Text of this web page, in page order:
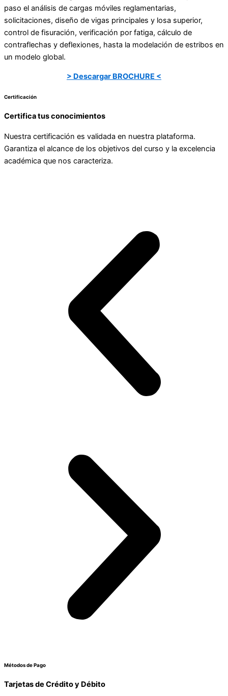
paso el análisis de cargas móviles reglamentarias,
solicitaciones, diseño de vigas principales y losa superior,
control de fisuración, verificación por fatiga, cálculo de
contraflechas y deflexiones, hasta la modelación de estribos en
un modelo global.
> Descargar BROCHURE <
Certificación
Certifica tus conocimientos
Nuestra certificación es validada en nuestra plataforma.
Garantiza el alcance de los objetivos del curso y la excelencia
académica que nos caracteriza.
Métodos de Pago
Tarjetas de Crédito y Débito